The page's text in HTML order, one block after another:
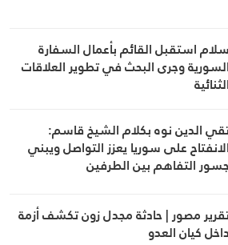
سلام استقبل القائم بأعمال السفارة
السورية وجرى البحث في تطوير العلاقات
الثنائية
الدين نوه بكلام الشيخ قاسم:
الانفتاح على سوريا يعزز التواصل ويبني
التفاهم بين الطرفين
مصور | حادثة مجدل زون تكشف أزمة
داخل كيان العدو